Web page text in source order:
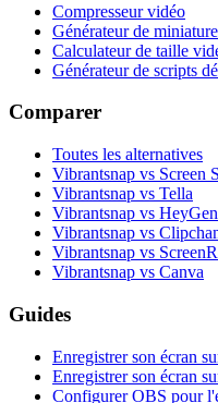
Compresseur vidéo
Générateur de
Calculateur de taille
Générateur de scripts
Comparer
Toutes les alternatives
Vibrantsnap vs Screen
Vibrantsnap vs Tella
Vibrantsnap vs HeyGen
Vibrantsnap vs
Vibrantsnap vs
Vibrantsnap vs Canva
Guides
Enregistrer son écran
Enregistrer son écran
Configurer OBS pour